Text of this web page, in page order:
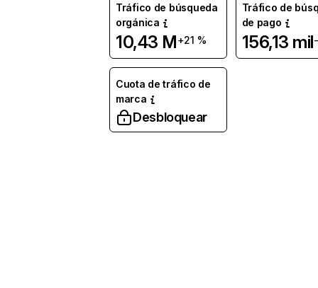
Tráfico de búsqueda
orgánica
10,43 M+21 %
Tráfico de
de pago
156,13 mil
Cuota de tráfico de
marca
Desbloquear